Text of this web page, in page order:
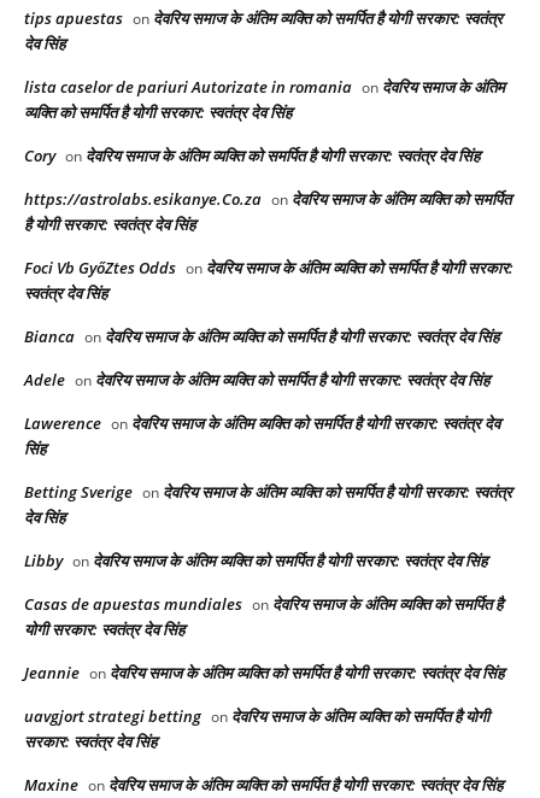
tips apuestas on देवरिय समाज के अंतिम व्यक्ति को समर्पित है योगी सरकार: स्वतंत्र
देव सिंह
lista caselor de pariuri Autorizate in romania on देवरिय समाज के अंतिम
व्यक्ति को समर्पित है योगी सरकार: स्वतंत्र देव सिंह
Cory on देवरिय समाज के अंतिम व्यक्ति को समर्पित है योगी सरकार: स्वतंत्र देव सिंह
https://astrolabs.esikanye.Co.za on देवरिय समाज के अंतिम व्यक्ति को समर्पित
है योगी सरकार: स्वतंत्र देव सिंह
Foci Vb GyőZtes Odds on देवरिय समाज के अंतिम व्यक्ति को समर्पित है योगी सरकार:
स्वतंत्र देव सिंह
Bianca on देवरिय समाज के अंतिम व्यक्ति को समर्पित है योगी सरकार: स्वतंत्र देव सिंह
Adele on देवरिय समाज के अंतिम व्यक्ति को समर्पित है योगी सरकार: स्वतंत्र देव सिंह
Lawerence on देवरिय समाज के अंतिम व्यक्ति को समर्पित है योगी सरकार: स्वतंत्र देव
सिंह
Betting Sverige on देवरिय समाज के अंतिम व्यक्ति को समर्पित है योगी सरकार: स्वतंत्र
देव सिंह
Libby on देवरिय समाज के अंतिम व्यक्ति को समर्पित है योगी सरकार: स्वतंत्र देव सिंह
Casas de apuestas mundiales on देवरिय समाज के अंतिम व्यक्ति को समर्पित है
योगी सरकार: स्वतंत्र देव सिंह
Jeannie on देवरिय समाज के अंतिम व्यक्ति को समर्पित है योगी सरकार: स्वतंत्र देव सिंह
uavgjort strategi betting on देवरिय समाज के अंतिम व्यक्ति को समर्पित है योगी
सरकार: स्वतंत्र देव सिंह
Maxine on देवरिय समाज के अंतिम व्यक्ति को समर्पित है योगी सरकार: स्वतंत्र देव सिंह